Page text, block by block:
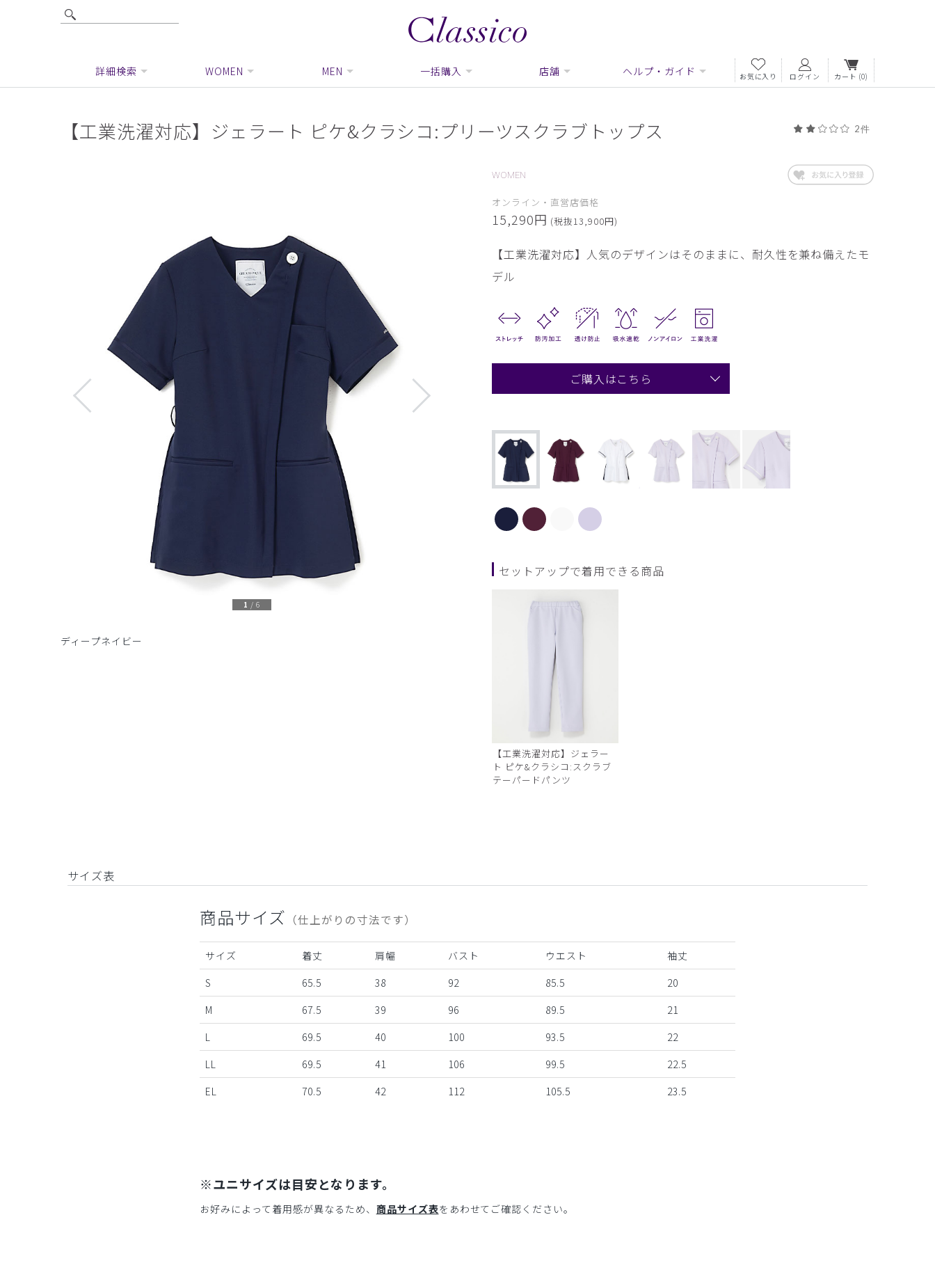
詳細検索 WOMEN MEN 一括購入 店舗 ヘルプ・ガイド お気に入り ログイン カート (0)
【工業洗濯対応】ジェラート ピケ&クラシコ:プリーツスクラブトップス 2件
ディープネイビー
1 / 6
WOMEN
オンライン・直営店価格
15,290円 (税抜13,900円)
【工業洗濯対応】人気のデザインはそのままに、耐久性を兼ね備えたモ
デル
ご購入はこちら
セットアップで着用できる商品
【工業洗濯対応】ジェラー
ト ピケ&クラシコ:スクラブ
テーパードパンツ
サイズ表
商品サイズ （仕上がりの寸法です）
サイズ 着丈 肩幅 バスト ウエスト
袖丈
S
65.5 38 92 85.5
20
M
67.5 39 96 89.5
21
L
69.5 40 100 93.5
22
LL
69.5 41 106 99.5
22.5
EL
70.5 42 112 105.5 23.5
※ユニサイズは目安となります。
お好みによって着用感が異なるため、 商品サイズ表をあわせてご確認ください。